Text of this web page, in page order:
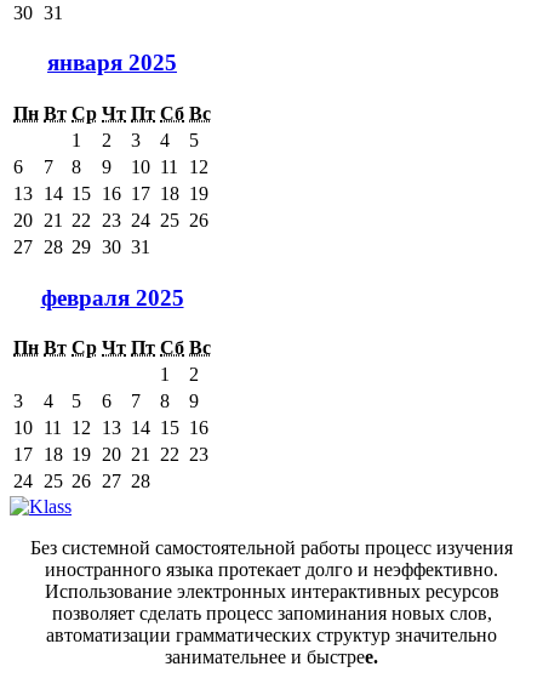
30 31
января 2025
Пн Вт Ср Чт Пт Сб Вс
1
2 3 4
5
6
7 8 9 10 11
12
13 14 15 16 17 18 19
20 21 22 23 24 25 26
27 28 29 30 31
февраля 2025
Пн Вт Ср Чт Пт Сб Вс
1
2
3
4 5 6 7 8
9
10 11 12 13 14 15 16
17 18 19 20 21 22 23
24 25 26 27 28
Без системной самостоятельной работы процесс изучения
иностранного языка протекает долго и неэффективно.
Использование электронных интерактивных ресурсов
позволяет сделать процесс запоминания новых слов,
автоматизации грамматических структур значительно
занимательнее и быстрее.